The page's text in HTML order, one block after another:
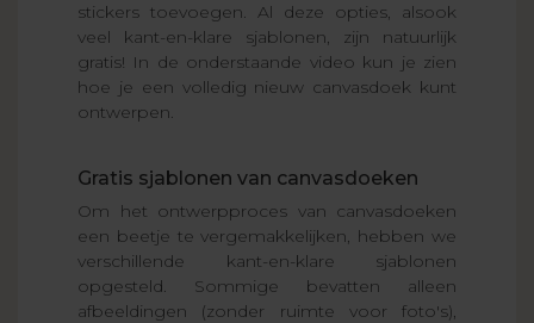
stickers toevoegen. Al deze opties, alsook
veel kant-en-klare sjablonen, zijn natuurlijk
gratis! In de onderstaande video kun je zien
hoe je een volledig nieuw canvasdoek kunt
ontwerpen.
Gratis sjablonen van canvasdoeken
Om het ontwerpproces van canvasdoeken
een beetje te vergemakkelijken, hebben we
verschillende kant-en-klare sjablonen
opgesteld. Sommige bevatten alleen
afbeeldingen (zonder ruimte voor foto's),